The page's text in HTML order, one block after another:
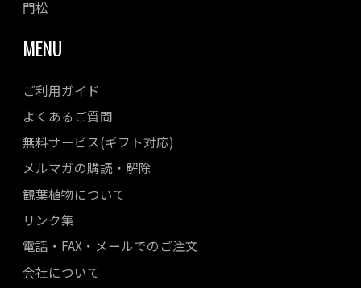
門松
MENU
ご利用ガイド
よくあるご質問
無料サービス(ギフト対応)
メルマガの購読・解除
観葉植物について
リンク集
電話・FAX・メールでのご注文
会社について